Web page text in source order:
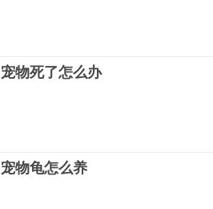
宠物死了怎么办
宠物龟怎么养